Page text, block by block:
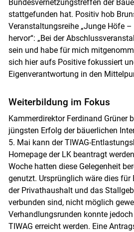
Bundesvernetzungstreffen der
stattgefunden hat. Positiv hob
Veranstaltungsreihe „Junge Höfe
hervor“: „Bei der
sein und habe für mich
sich hier aufs Positive fokussiert
Eigenverantwortung in den
Weiterbildung im Fokus
Kammerdirektor Ferdinand Grüner
jüngsten Erfolg der bäuerlichen
5. Mai kann der TIWAG-
Homepage der LK beantragt
Woche hatten diese Gelegenheit
genutzt. Ursprünglich wäre dies für
der Privathaushalt und das
verbunden sind, nicht möglich
Verhandlungsrunden konnte
TIWAG erreicht werden. Eine